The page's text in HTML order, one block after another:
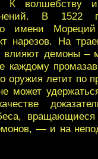
К волшебству
В 1522
имени
нарезов. На
влияют демоны –
каждому
оружия летит по
может
— и на